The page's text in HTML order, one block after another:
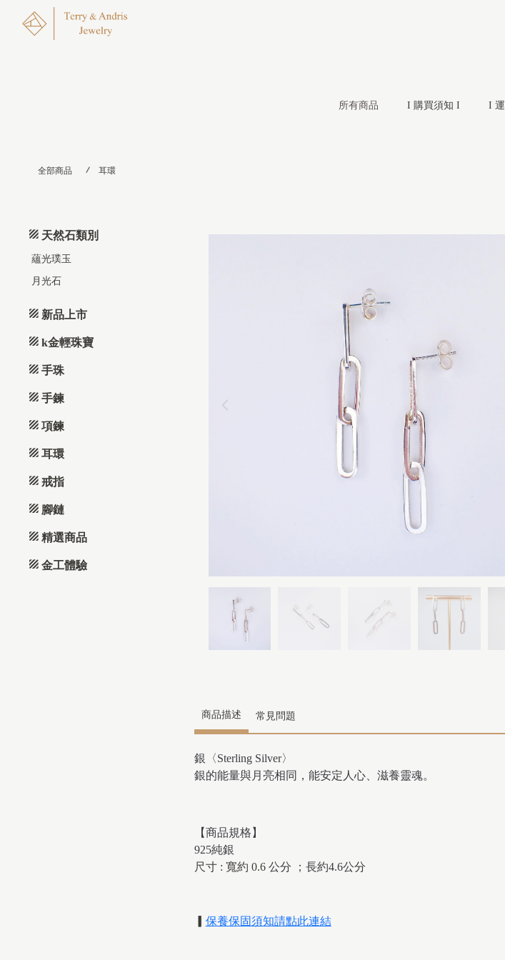
所有商品 I 購買須知 I I
全部商品 耳環
天然石類別
蘊光璞玉
月光石
新品上市
k金輕珠寶
手珠
手鍊
項鍊
耳環
戒指
腳鏈
精選商品
金工體驗
商品描述 常見問題
銀〈Sterling Silver〉
銀的能量與月亮相同，能安定人心、滋養靈魂。
【商品規格】
925純銀
尺寸 : 寬約 0.6 公分 ；長約4.6公分
保養保固須知請點此連結